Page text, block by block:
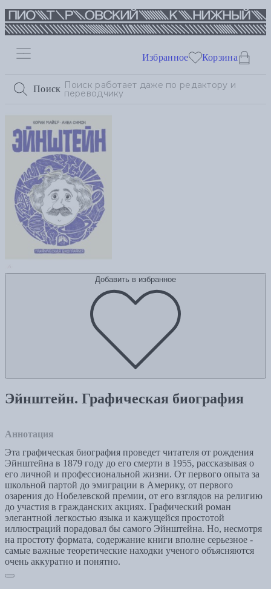
Поиск
Избранное Корзина
Добавить в избранное
Эйнштейн. Графическая биография
Аннотация
Эта графическая биография проведет читателя от рождения
Эйнштейна в 1879 году до его смерти в 1955, рассказывая о
его личной и профессиональной жизни. От первого опыта за
школьной партой до эмиграции в Америку, от первого
озарения до Нобелевской премии, от его взглядов на религию
до участия в гражданских акциях. Графический роман
элегантной легкостью языка и кажущейся простотой
иллюстраций порадовал бы самого Эйнштейна. Но, несмотря
на простоту формата, содержание книги вполне серьезное -
самые важные теоретические находки ученого объясняются
очень аккуратно и понятно.